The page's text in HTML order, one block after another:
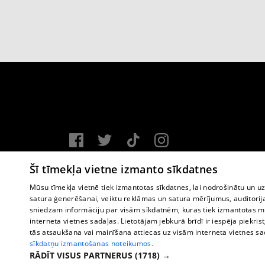
Vortal assistance service: e-mail -
Copyright © 2004-2026 SIA HELIO MEDIA.
All rights reserved.
Šī tīmekļa vietne izmanto sīkdatnes
Mūsu tīmekļa vietnē tiek izmantotas sīkdatnes, lai nodrošinātu un
satura ģenerēšanai, veiktu reklāmas un satura mērījumus,
sniedzam informāciju par visām sīkdatnēm, kuras tiek izmantotas
interneta vietnes sadaļas. Lietotājam jebkurā brīdī ir iespēja
tās atsaukšana vai mainīšana attiecas uz visām interneta vietnes
sīkdatņu izmantošanas noteikumos.
RĀDĪT VISUS PARTNERUS (1718) →